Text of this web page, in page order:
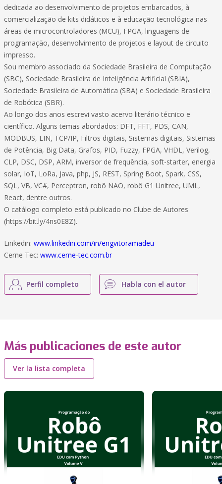
dedicada ao desenvolvimento de projetos embarcados, à
comercialização de kits didáticos e à educação tecnológica nas
áreas de microcontroladores (MCU), FPGA, linguagens de
programação, desenvolvimento de projetos e layout de circuito
impresso.
Sou membro associado da Sociedade Brasileira de Computação
(SBC), Sociedade Brasileira de Inteligência Artificial (SBIA),
Sociedade Brasileira de Automática (SBA) e Sociedade Brasileira
de Robótica (SBR).
Ao longo dos anos escrevi vasto acervo literário técnico e
científico. Alguns temas abordados: DFT, FFT, PDS, CAN,
MODBUS, LIN, TCP/IP, Filtros digitais, Sistemas digitais, Sistemas
de Potência, Big Data, Grafos, PID, Fuzzy, FPGA, VHDL, Verilog,
CLP, DSC, DSP, ARM, inversor de frequência, soft-starter, energia
solar, IoT, LoRa, Java, php, JS, REST, Spring Boot, Spark, CSS,
SQL, VB, VC#, Perceptron, robô NAO, robô G1 Unitree, UML,
React, dentre outros.
O catálogo completo está publicado no Clube de Autores
(https://bit.ly/4ns0E8Z).
Linkedin: www.linkedin.com/in/engvitoramadeu
Cerne Tec: www.cerne-tec.com.br
Perfil completo Habla con el autor
Más publicaciones de este autor
Ver la lista completa